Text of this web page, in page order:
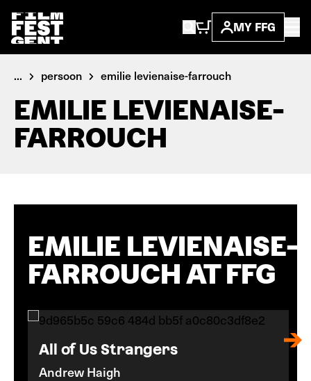
MY FFG
... persoon emilie levienaise-farrouch
EMILIE LEVIENAISE-
FARROUCH
EMILIE LEVIENAISE-
FARROUCH AT FFG
All of Us Strangers
Andrew Haigh